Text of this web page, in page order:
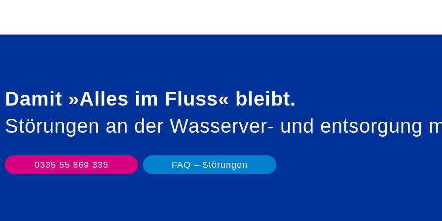
Damit »Alles im Fluss« bleibt.​
Störungen an der Wasserver- und entsorgung
0335 55 869 335 FAQ – Störungen